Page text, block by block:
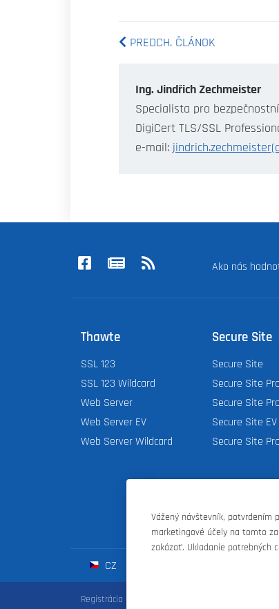
PREDCH. ČLÁNOK
Ing. Jindřich Zechmeister
Specialista pro
DigiCert TLS/SSL
e-mail:
Ako nás
Thawte
SSL 123
SSL 123 Wildcard
Web Server
Web Server EV
Web Server Wildcard
Secure Site
Secure Site
Secure Site Pro
Secure Site
Secure Site EV
Secure Site
CZ
Registrácia domén
Vážený návštevník, potvrdením
marketingové účely na tomto
zakázať. Ukladanie potrebných